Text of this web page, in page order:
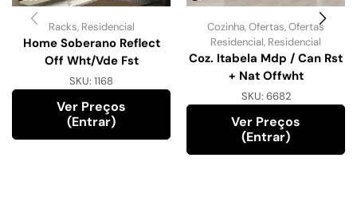
Racks, Residencial
Home Soberano Reflect
Off Wht/Vde Fst
SKU: 1168
Ver Preços
(entrar)
Cozinha,Ofertas,Ofertas
Residencial, Residencial
Coz. Itabela Mdp / Can Rst
+ Nat Offwht
SKU: 6682
Ver Preços
(entrar)